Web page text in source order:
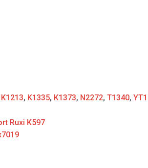
K1213, K1335, K1373, N2272, T1340,
Ruxi K597